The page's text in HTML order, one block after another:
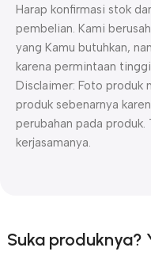
Harap konfirmasi stok
pembelian. Kami
yang Kamu butuhkan,
karena permintaan
Disclaimer: Foto produk
produk sebenarnya
perubahan pada
kerjasamanya.
Suka produknya?